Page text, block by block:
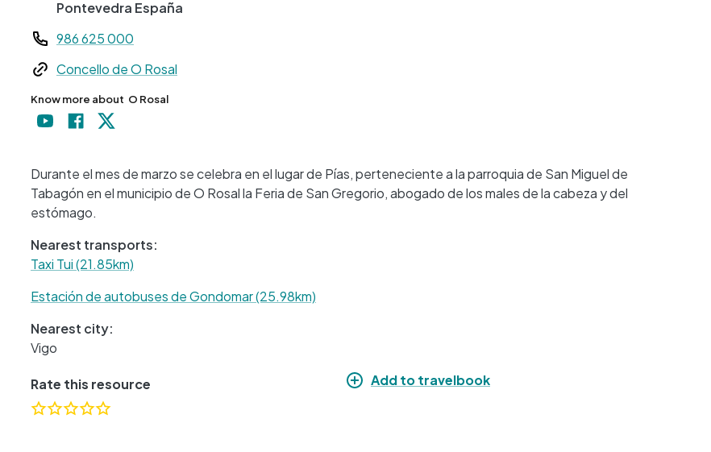
Pontevedra España
Teléfono
986 625 000
WebConcello de O Rosal
Know more about O Rosal
Durante el mes de marzo se celebra en el lugar de Pías, perteneciente a la parroquia de San Miguel de
Tabagón en el municipio de O Rosal la Feria de San Gregorio, abogado de los males de la cabeza y del
estómago.
Nearest transports:
Taxi Tui (21.85km)
Estación de autobuses de Gondomar (25.98km)
Nearest city:
Vigo
Rate this resource Add to travelbook